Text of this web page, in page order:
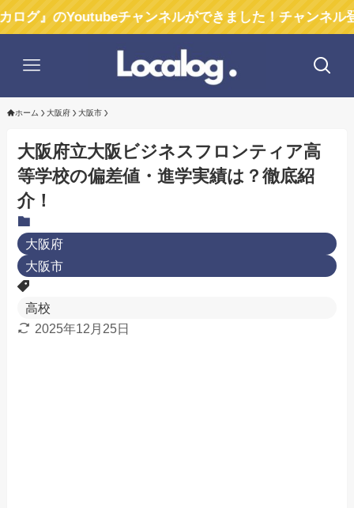
チャンネルができました！チャンネル登録お願い
ホーム 大阪府 大阪市
大阪府立大阪ビジネスフロンティア高
等学校の偏差値・進学実績は？徹底紹
介！
大阪府
大阪市
高校
2025年12月25日